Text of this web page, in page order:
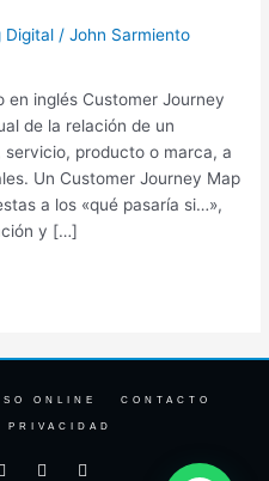
Digital /John Sarmiento
en inglés Customer Journey
de la relación de un
producto o marca, a
Un Customer Journey Map
a los «qué pasaría si…»,
y […]
ONLINE CONTACTO
T
Y
L